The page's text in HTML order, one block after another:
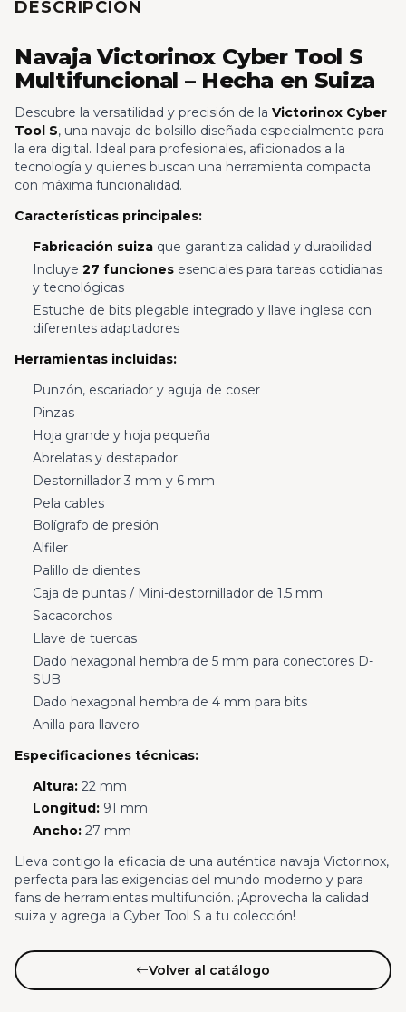
DESCRIPCIÓN
Navaja Victorinox Cyber Tool S
Multifuncional – Hecha en Suiza
Descubre la versatilidad y precisión de la Victorinox Cyber
Tool S, una navaja de bolsillo diseñada especialmente para
la era digital. Ideal para profesionales, aficionados a la
tecnología y quienes buscan una herramienta compacta
con máxima funcionalidad.
Características principales:
Fabricación suizaque garantiza calidad y durabilidad
Incluye 27 funcionesesenciales para tareas cotidianas
y tecnológicas
Estuche de bits plegable integrado y llave inglesa con
diferentes adaptadores
Herramientas incluidas:
Punzón, escariador y aguja de coser
Pinzas
Hoja grande y hoja pequeña
Abrelatas y destapador
Destornillador 3 mm y 6 mm
Pela cables
Bolígrafo de presión
Alfiler
Palillo de dientes
Caja de puntas / Mini-destornillador de 1.5 mm
Sacacorchos
Llave de tuercas
Dado hexagonal hembra de 5 mm para conectores D-
SUB
Dado hexagonal hembra de 4 mm para bits
Anilla para llavero
Especificaciones técnicas:
Altura:22 mm
Longitud:91 mm
Ancho:27 mm
Lleva contigo la eficacia de una auténtica navaja Victorinox,
perfecta para las exigencias del mundo moderno y para
fans de herramientas multifunción. ¡Aprovecha la calidad
suiza y agrega la Cyber Tool S a tu colección!
Volver al catálogo